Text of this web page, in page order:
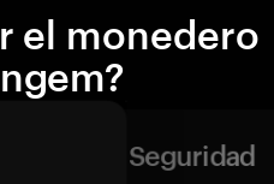
el monedero
Seguridad